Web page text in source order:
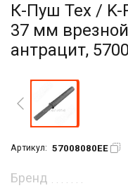
К-Пуш Тех / K-
37 мм
антрацит,
Артикул: 57008080EE
Бренд